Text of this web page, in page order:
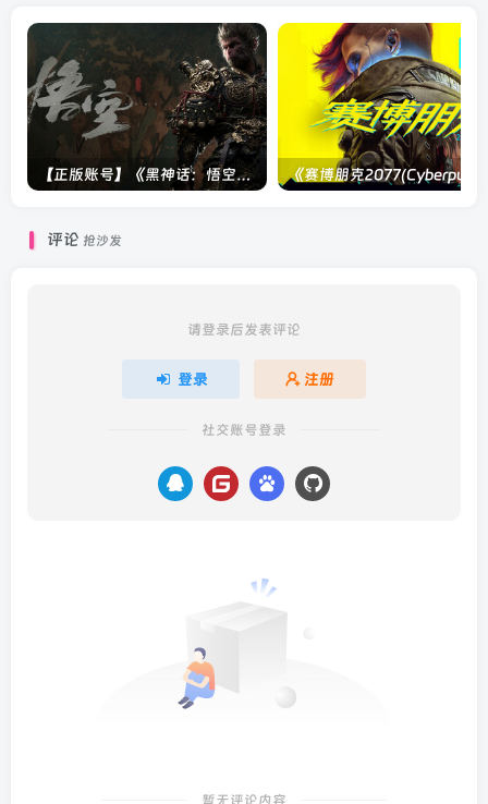
【正版账号】《黑神话：悟空(BLACK MYTH WU KONG)》
评论 抢沙发
请登录后发表评论
登录 注册
社交账号登录
暂无评论内容